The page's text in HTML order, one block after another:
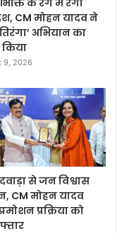
के रंग में रंगा
CM मोहन यादव ने
अभियान का
9, 2026
से जन विश्वास
CM मोहन यादव
प्रक्रिया को